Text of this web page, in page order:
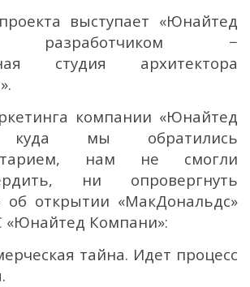
выступает «Юнайтед
разработчиком −
студия архитектора
компании «Юнайтед
куда мы обратились
нам не смогли
ни опровергнуть
открытии «МакДональдс»
«Юнайтед Компани»:
тайна. Идет процесс